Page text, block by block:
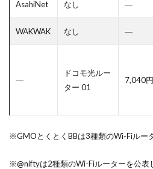
AsahiNet なし ―
WAKWAK なし ―
―
ドコモ光ルー
ター 01
7,040円
※GMOとくとくBBは3種類のWi-Fiルー
※@niftyは2種類のWi-Fiルーターを公表